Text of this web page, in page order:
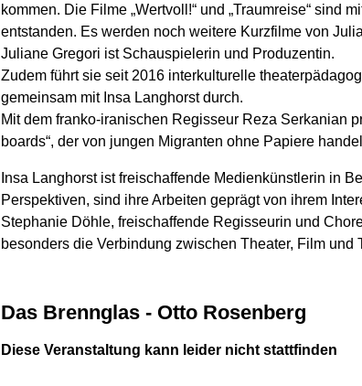
kommen. Die Filme „Wertvoll!“ und „Traumreise“ sind
entstanden. Es werden noch weitere Kurzfilme von
Juliane Gregori ist Schauspielerin und Produzentin.
Zudem führt sie seit 2016 interkulturelle
gemeinsam mit Insa Langhorst durch.
Mit dem franko-iranischen Regisseur Reza Serkanian
boards“, der von jungen Migranten ohne Papiere
Insa Langhorst ist freischaffende Medienkünstlerin in
Perspektiven, sind ihre Arbeiten geprägt von ihrem
Stephanie Döhle, freischaffende Regisseurin und
besonders die Verbindung zwischen Theater, Film und
Das Brennglas - Otto Rosenberg
Diese Veranstaltung kann leider nicht stattfinden